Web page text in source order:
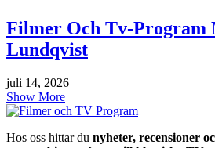
Filmer Och Tv-Program
Lundqvist
juli 14, 2026
Show More
Hos oss hittar du nyheter, recensioner